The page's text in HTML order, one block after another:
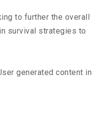
to further the overall
survival strategies to
generated content in